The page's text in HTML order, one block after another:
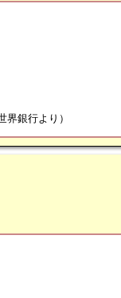
界銀行より）